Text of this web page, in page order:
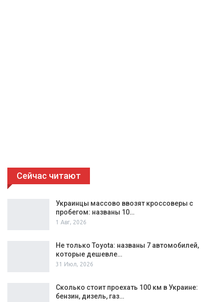
Сейчас читают
Украинцы массово ввозят кроссоверы с
пробегом: названы 10…
1 Авг, 2026
Не только Toyota: названы 7 автомобилей,
которые дешевле…
31 Июл, 2026
Сколько стоит проехать 100 км в Украине:
бензин, дизель, газ…